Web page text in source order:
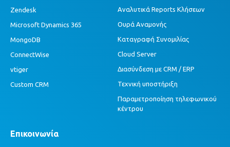
Zendesk
Microsoft Dynamics 365
MongoDB
ConnectWise
vtiger
Custom CRM
Αναλυτικά Reports Κλήσεων
Ουρά Αναμονής
Καταγραφή Συνομιλίας
Cloud Server
Διασύνδεση με CRM / ERP
Τεχνική υποστήριξη
Παραμετροποίηση τηλεφωνικού
κέντρου
Επικοινωνία